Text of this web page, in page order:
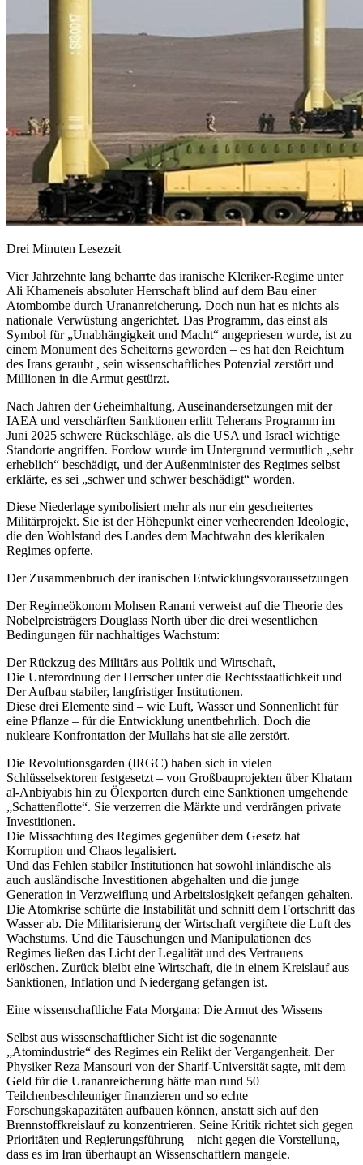
Drei Minuten Lesezeit
Vier Jahrzehnte lang beharrte das iranische Kleriker-Regime unter
Ali Khameneis absoluter Herrschaft blind auf dem Bau einer
Atombombe durch Urananreicherung. Doch nun hat es nichts als
nationale Verwüstung angerichtet. Das Programm, das einst als
Symbol für „Unabhängigkeit und Macht“ angepriesen wurde, ist zu
einem Monument des Scheiterns geworden – es hat den Reichtum
des Irans geraubt , sein wissenschaftliches Potenzial zerstört und
Millionen in die Armut gestürzt.
Nach Jahren der Geheimhaltung, Auseinandersetzungen mit der
IAEA und verschärften Sanktionen erlitt Teherans Programm im
Juni 2025 schwere Rückschläge, als die USA und Israel wichtige
Standorte angriffen. Fordow wurde im Untergrund vermutlich „sehr
erheblich“ beschädigt, und der Außenminister des Regimes selbst
erklärte, es sei „schwer und schwer beschädigt“ worden.
Diese Niederlage symbolisiert mehr als nur ein gescheitertes
Militärprojekt. Sie ist der Höhepunkt einer verheerenden Ideologie,
die den Wohlstand des Landes dem Machtwahn des klerikalen
Regimes opferte.
Der Zusammenbruch der iranischen Entwicklungsvoraussetzungen
Der Regimeökonom Mohsen Ranani verweist auf die Theorie des
Nobelpreisträgers Douglass North über die drei wesentlichen
Bedingungen für nachhaltiges Wachstum:
Der Rückzug des Militärs aus Politik und Wirtschaft,
Die Unterordnung der Herrscher unter die Rechtsstaatlichkeit und
Der Aufbau stabiler, langfristiger Institutionen.
Diese drei Elemente sind – wie Luft, Wasser und Sonnenlicht für
eine Pflanze – für die Entwicklung unentbehrlich. Doch die
nukleare Konfrontation der Mullahs hat sie alle zerstört.
Die Revolutionsgarden (IRGC) haben sich in vielen
Schlüsselsektoren festgesetzt – von Großbauprojekten über Khatam
al-Anbiyabis hin zu Ölexporten durch eine Sanktionen umgehende
„Schattenflotte“. Sie verzerren die Märkte und verdrängen private
Investitionen.
Die Missachtung des Regimes gegenüber dem Gesetz hat
Korruption und Chaos legalisiert.
Und das Fehlen stabiler Institutionen hat sowohl inländische als
auch ausländische Investitionen abgehalten und die junge
Generation in Verzweiflung und Arbeitslosigkeit gefangen gehalten.
Die Atomkrise schürte die Instabilität und schnitt dem Fortschritt das
Wasser ab. Die Militarisierung der Wirtschaft vergiftete die Luft des
Wachstums. Und die Täuschungen und Manipulationen des
Regimes ließen das Licht der Legalität und des Vertrauens
erlöschen. Zurück bleibt eine Wirtschaft, die in einem Kreislauf aus
Sanktionen, Inflation und Niedergang gefangen ist.
Eine wissenschaftliche Fata Morgana: Die Armut des Wissens
Selbst aus wissenschaftlicher Sicht ist die sogenannte
„Atomindustrie“ des Regimes ein Relikt der Vergangenheit. Der
Physiker Reza Mansouri von der Sharif-Universität sagte, mit dem
Geld für die Urananreicherung hätte man rund 50
Teilchenbeschleuniger finanzieren und so echte
Forschungskapazitäten aufbauen können, anstatt sich auf den
Brennstoffkreislauf zu konzentrieren. Seine Kritik richtet sich gegen
Prioritäten und Regierungsführung – nicht gegen die Vorstellung,
dass es im Iran überhaupt an Wissenschaftlern mangele.